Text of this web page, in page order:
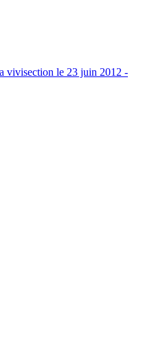
vivisection le 23 juin 2012 -